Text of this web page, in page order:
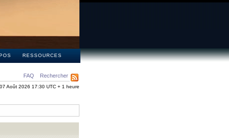
RESSOURCES
FAQ Rechercher
Août 2026 17:30 UTC + 1 heure